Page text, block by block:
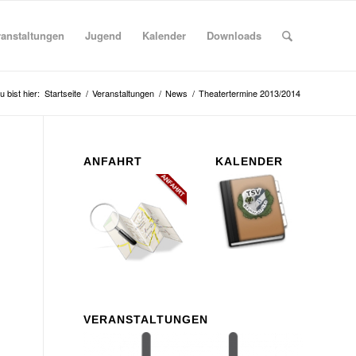
Jugend Kalender Downloads
bist hier: Startseite / Veranstaltungen / News / Theatertermine 2013/2014
ANFAHRT KALENDER
VERANSTALTUNGEN